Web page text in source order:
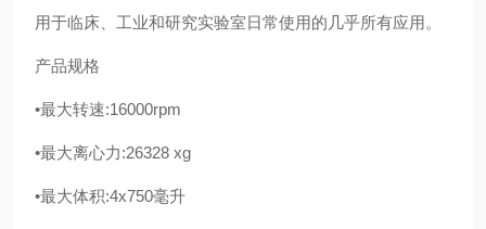
用于临床、工业和研究实验室日常使用的几乎所有应用。
产品规格
•最大转速:16000rpm
•最大离心力:26328 xg
•最大体积:4x750毫升